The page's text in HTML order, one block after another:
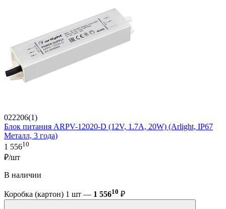
022206(1)
Блок питания ARPV-12020-D (12V, 1.7A, 20W) (Arlight, IP67
Металл, 3 года)
1 55610
₽/шт
В наличии
Коробка (картон) 1 шт — 1 55610 ₽